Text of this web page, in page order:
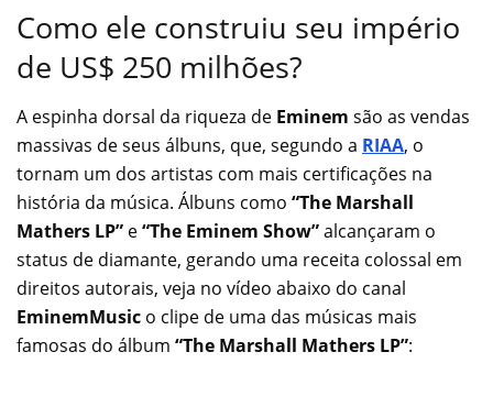
Como ele construiu seu império
de US$ 250 milhões?
A espinha dorsal da riqueza de Eminem são as vendas
massivas de seus álbuns, que, segundo a RIAA, o
tornam um dos artistas com mais certificações na
história da música. Álbuns como “The Marshall
Mathers LP” e“The Eminem Show”alcançaram o
status de diamante, gerando uma receita colossal em
direitos autorais, veja no vídeo abaixo do canal
EminemMusic o clipe de uma das músicas mais
famosas do álbum “The Marshall Mathers LP”: